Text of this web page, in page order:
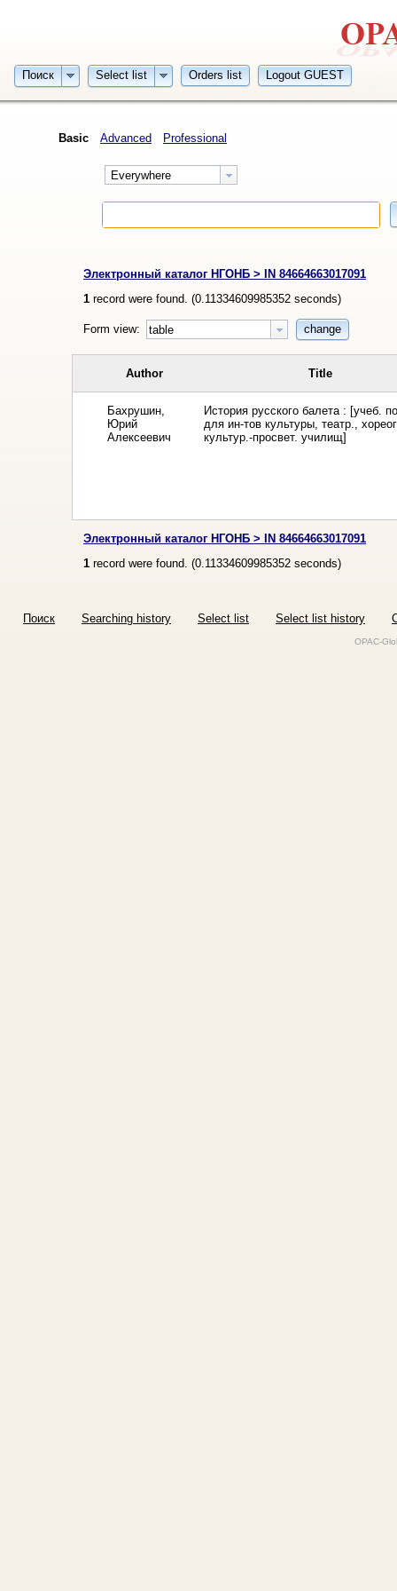
Поиск Select list Orders list Logout GUEST
Basic Advanced Professional
Everywhere
Электронный каталог НГОНБ > IN 84664663017091
1 record were found. (0.11334609985352 seconds)
Form view: table change
Author Title
Бахрушин,
Юрий
Алексеевич
История русского балета : [учеб.
для ин-тов культуры, театр.,
культур.-просвет. училищ]
Электронный каталог НГОНБ > IN 84664663017091
1 record were found. (0.11334609985352 seconds)
Поиск Searching history Select list Select list history
OPAC-